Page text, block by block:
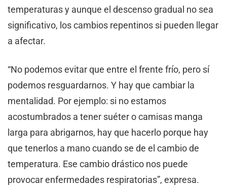
temperaturas y aunque el descenso gradual no sea
significativo, los cambios repentinos si pueden llegar
a afectar.
“No podemos evitar que entre el frente frío, pero sí
podemos resguardarnos. Y hay que cambiar la
mentalidad. Por ejemplo: si no estamos
acostumbrados a tener suéter o camisas manga
larga para abrigarnos, hay que hacerlo porque hay
que tenerlos a mano cuando se de el cambio de
temperatura. Ese cambio drástico nos puede
provocar enfermedades respiratorias”, expresa.